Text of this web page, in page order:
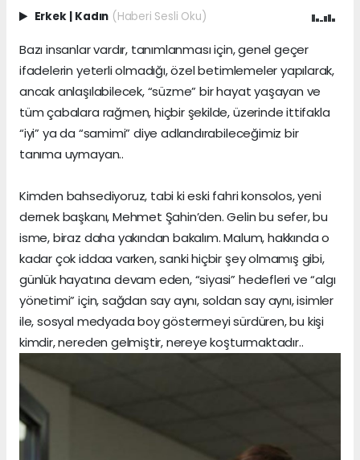
Erkek Kadın (Haberi Sesli Oku)
Bazı insanlar vardır, tanımlanması için, genel geçer
ifadelerin yeterli olmadığı, özel betimlemeler yapılarak,
ancak anlaşılabilecek, “süzme” bir hayat yaşayan ve
tüm çabalara rağmen, hiçbir şekilde, üzerinde ittifakla
“iyi” ya da “samimi” diye adlandırabileceğimiz bir
tanıma uymayan..
Kimden bahsediyoruz, tabi ki eski fahri konsolos, yeni
dernek başkanı, Mehmet Şahin’den. Gelin bu sefer, bu
isme, biraz daha yakından bakalım. Malum, hakkında o
kadar çok iddaa varken, sanki hiçbir şey olmamış gibi,
günlük hayatına devam eden, “siyasi” hedefleri ve “algı
yönetimi” için, sağdan say aynı, soldan say aynı, isimler
ile, sosyal medyada boy göstermeyi sürdüren, bu kişi
kimdir, nereden gelmiştir, nereye koşturmaktadır..